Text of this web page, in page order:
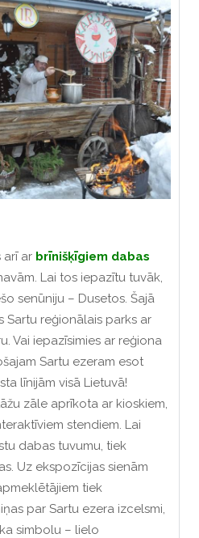
arī ar brīnišķīgiem dabas
Lai tos iepazītu tuvāk,
senūniju – Dusetos. Šajā
Sartu reģionālais parks ar
Vai iepazīsimies ar reģiona
Sartu ezeram esot
līnijām visā Lietuvā!
zāle aprīkota ar kioskiem,
stendiem. Lai
dabas tuvumu, tiek
Uz ekspozīcijas sienām
tiek
par Sartu ezera izcelsmi,
simbolu – lielo